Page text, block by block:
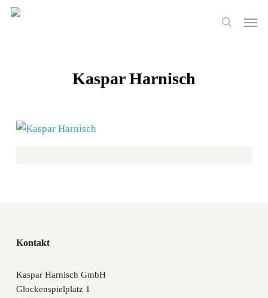
Skip
search
Menu
Kaspar Harnisch
Kontakt
Kaspar Harnisch GmbH
Glockenspielplatz 1